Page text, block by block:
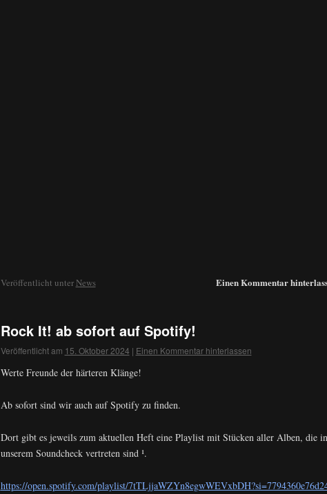
Einen Kommentar
Veröffentlicht unterNews
Rock It! ab sofort auf Spotify!
Veröffentlicht am 15. Oktober 2024 | Einen Kommentar hinterlassen
Werte Freunde der härteren Klänge!
Ab sofort sind wir auch auf Spotify zu finden.
Dort gibt es jeweils zum aktuellen Heft eine Playlist mit Stücken aller Alben, die in
unserem Soundcheck vertreten sind ¹.
https://open.spotify.com/playlist/